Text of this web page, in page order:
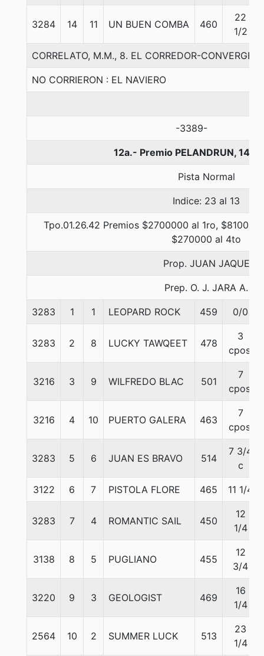
3284 14 11 UN BUEN COMBA 460
22
1/2
CORRELATO, M.M., 8. EL CORREDOR-
NO CORRIERON : EL NAVIERO
-3389-
12a.- Premio PELANDRUN,
Pista Normal
Indice: 23 al 13
Tpo.01.26.42 Premios $2700000 al 1ro,
$270000 al 4to
Prop. JUAN JAQUE
Prep. O. J. JARA A.
3283 1 1 LEOPARD ROCK 459 0/0
3283 2 8 LUCKY TAWQEET 478
3
cpos.
3216 3 9 WILFREDO BLAC 501
7
cpos.
3216 4 10 PUERTO GALERA 463
7
cpos.
3283 5 6 JUAN ES BRAVO 514
7 3/4
c
3122 6 7 PISTOLA FLORE 465 11 1/4
3283 7 4 ROMANTIC SAIL 450
12
1/4
3138 8 5 PUGLIANO 455
12
3/4
3220 9 3 GEOLOGIST 469
16
1/4
2564 10 2 SUMMER LUCK 513
23
1/4